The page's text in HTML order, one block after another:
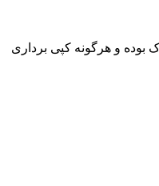
بوده و هرگونه کپی برداری